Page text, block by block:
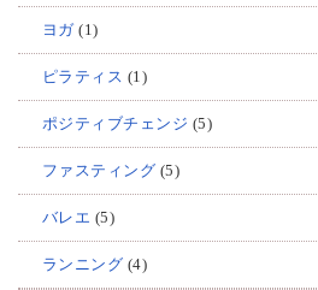
ヨガ(1)
ピラティス (1)
ポジティブチェンジ (5)
ファスティング (5)
バレエ (5)
ランニング (4)